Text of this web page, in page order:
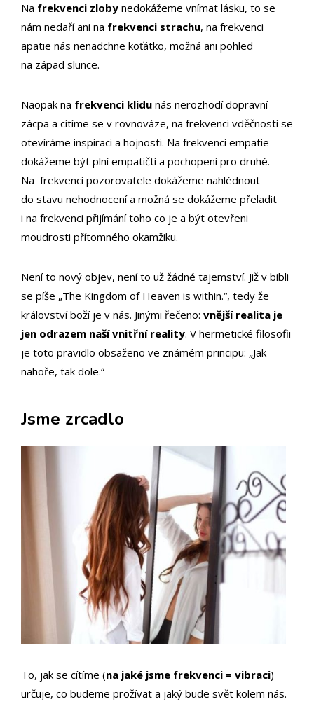
Na frekvenci zloby nedokážeme vnímat lásku, to se
nám nedaří ani na frekvenci strachu, na frekvenci
apatie nás nenadchne koťátko, možná ani pohled
na západ slunce.
Naopak na frekvenci klidu nás nerozhodí dopravní
zácpa a cítíme se v rovnováze, na frekvenci vděčnosti se
otevíráme inspiraci a hojnosti. Na frekvenci empatie
dokážeme být plní empatičtí a pochopení pro druhé.
Na frekvenci pozorovatele dokážeme nahlédnout
do stavu nehodnocení a možná se dokážeme přeladit
i na frekvenci přijímání toho co je a být otevřeni
moudrosti přítomného okamžiku.
Není to nový objev, není to už žádné tajemství. Již v bibli
se píše „The Kingdom of Heaven is within.“, tedy že
království boží je v nás. Jinými řečeno: vnější realita je
jen odrazem naší vnitřní reality. V hermetické filosofii
je toto pravidlo obsaženo ve známém principu: „Jak
nahoře, tak dole.“
Jsme zrcadlo
To, jak se cítíme (na jaké jsme frekvenci = vibraci)
určuje, co budeme prožívat a jaký bude svět kolem nás.